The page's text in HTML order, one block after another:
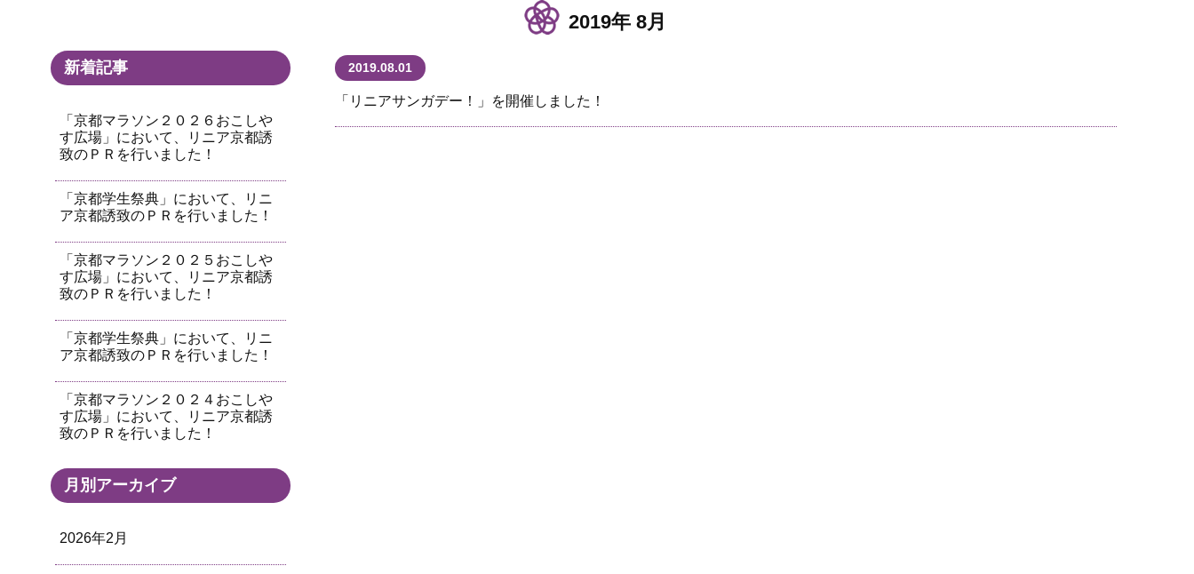
2019年 8月
新着記事
「京都マラソン２０２６おこしや
す広場」において、リニア京都誘
致のＰＲを行いました！
「京都学生祭典」において、リニ
ア京都誘致のＰＲを行いました！
「京都マラソン２０２５おこしや
す広場」において、リニア京都誘
致のＰＲを行いました！
「京都学生祭典」において、リニ
ア京都誘致のＰＲを行いました！
「京都マラソン２０２４おこしや
す広場」において、リニア京都誘
致のＰＲを行いました！
月別アーカイブ
2026年2月
2019.08.01
「リニアサンガデー！」を開催しました！